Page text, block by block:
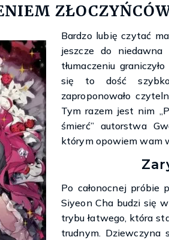
Bardzo lubię czytać
jeszcze do
tłumaczeniu
się to dość
zaproponowało
Tym razem jest nim
śmierć” autorstwa
którym opowiem wam
Po całonocnej próbie
Siyeon Cha budzi się
trybu łatwego, która
trudnym. Dziewczyna